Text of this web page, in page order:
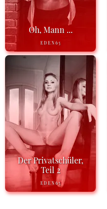
Oh, Mann ...
EDEN65
Der Privatschüler,
Teil 2
EDEN65